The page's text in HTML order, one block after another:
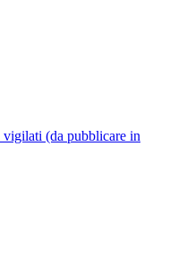
(da pubblicare in